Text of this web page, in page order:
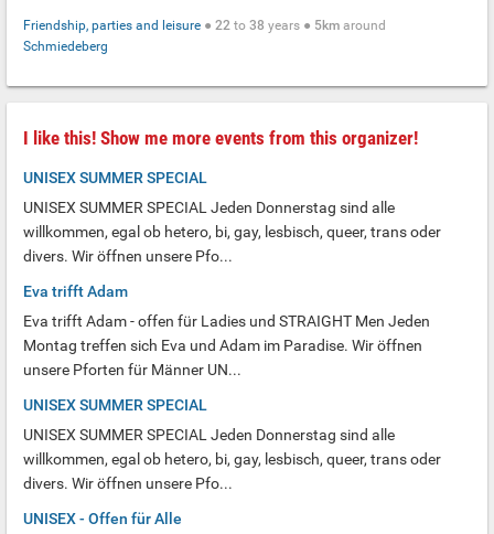
Friendship, parties and leisure ● 22 to 38 years ● 5km around
Schmiedeberg
I like this! Show me more events from this organizer!
UNISEX SUMMER SPECIAL
UNISEX SUMMER SPECIAL Jeden Donnerstag sind alle
willkommen, egal ob hetero, bi, gay, lesbisch, queer, trans oder
divers. Wir öffnen unsere Pfo...
Eva trifft Adam
Eva trifft Adam - offen für Ladies und STRAIGHT Men Jeden
Montag treffen sich Eva und Adam im Paradise. Wir öffnen
unsere Pforten für Männer UN...
UNISEX SUMMER SPECIAL
UNISEX SUMMER SPECIAL Jeden Donnerstag sind alle
willkommen, egal ob hetero, bi, gay, lesbisch, queer, trans oder
divers. Wir öffnen unsere Pfo...
UNISEX - Offen für Alle